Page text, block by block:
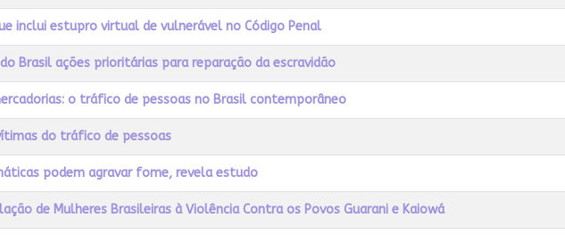
inclui estupro virtual de vulnerável no Código Penal
Brasil ações prioritárias para reparação da escravidão
o tráfico de pessoas no Brasil contemporâneo
do tráfico de pessoas
podem agravar fome, revela estudo
de Mulheres Brasileiras à Violência Contra os Povos Guarani e Kaiowá